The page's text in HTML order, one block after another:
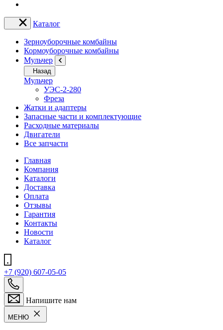
Каталог
Зерноуборочные комбайны
Кормоуборочные комбайны
Мульчер
Назад
Мульчер
УЭС-2-280
Фреза
Жатки и адаптеры
Запасные части и комплектующие
Расходные материалы
Двигатели
Все запчасти
Главная
Компания
Каталоги
Доставка
Оплата
Отзывы
Гарантия
Контакты
Новости
Каталог
+7 (920) 607-05-05
Напишите нам
МЕНЮ